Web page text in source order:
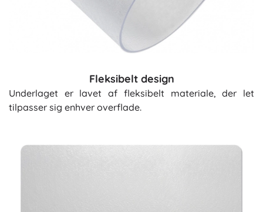
Fleksibelt design
Underlaget er lavet af fleksibelt materiale, der let
tilpasser sig enhver overflade.